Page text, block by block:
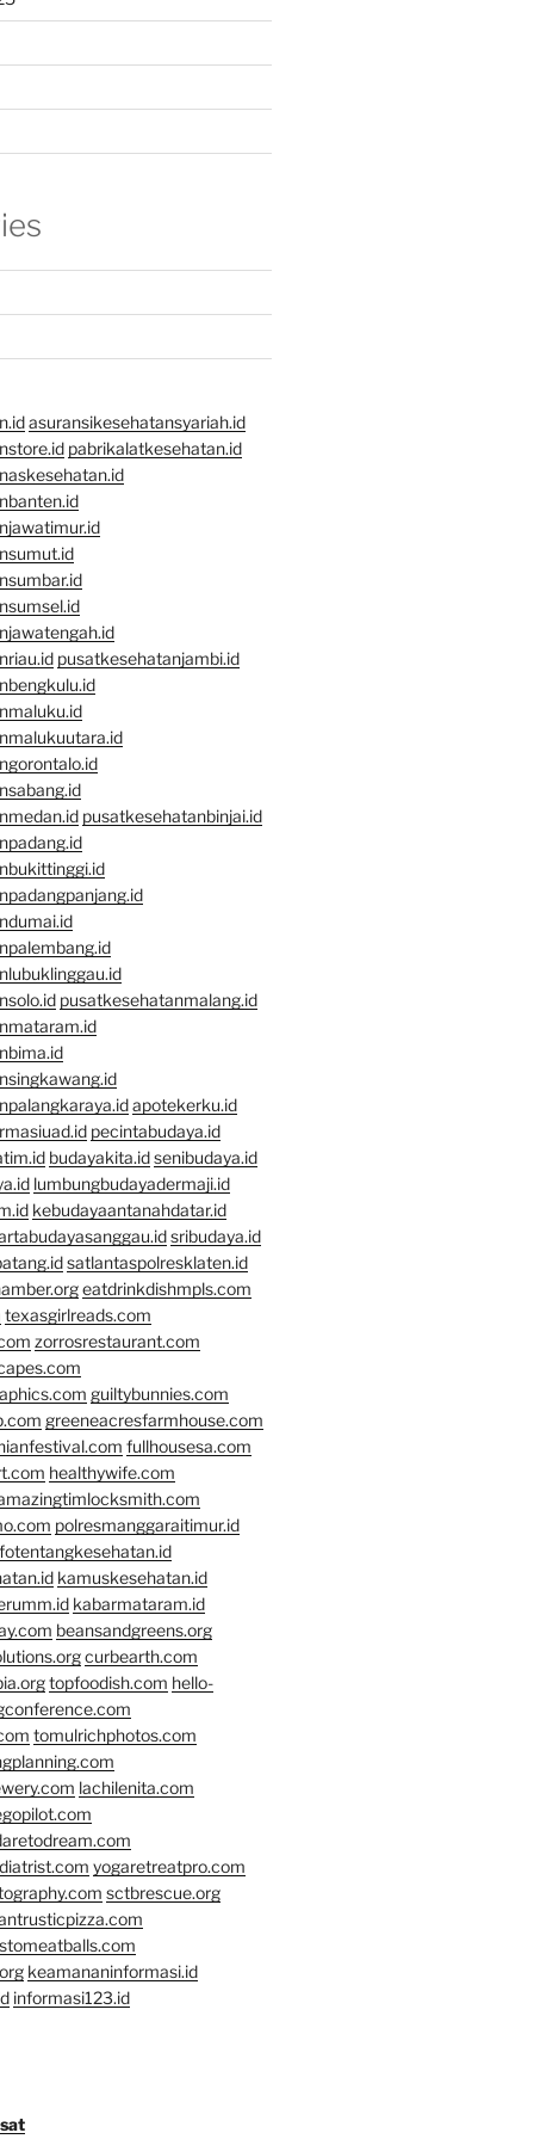
asuransikesehatansyariah.id
pabrikalatkesehatan.id
pusatkesehatanjambi.id
pusatkesehatanbinjai.id
pusatkesehatanmalang.id
apotekerku.id
pecintabudaya.id
budayakita.id senibudaya.id
lumbungbudayadermaji.id
kebudayaantanahdatar.id
sribudaya.id
satlantaspolresklaten.id
eatdrinkdishmpls.com
texasgirlreads.com
zorrosrestaurant.com
guiltybunnies.com
greeneacresfarmhouse.com
fullhousesa.com
healthywife.com
polresmanggaraitimur.id
kamuskesehatan.id
kabarmataram.id
beansandgreens.org
curbearth.com
topfoodish.com hello-
tomulrichphotos.com
lachilenita.com
yogaretreatpro.com
sctbrescue.org
keamananinformasi.id
informasi123.id